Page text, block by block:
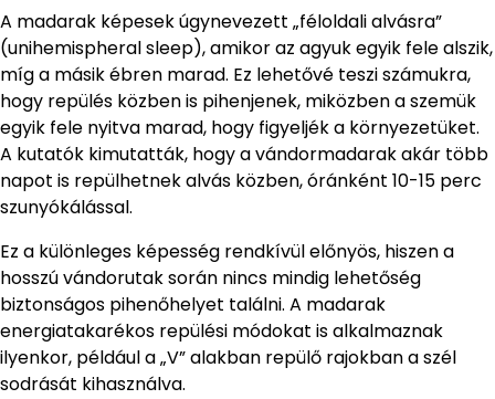
A madarak képesek úgynevezett „féloldali alvásra”
(unihemispheral sleep), amikor az agyuk egyik fele alszik,
míg a másik ébren marad. Ez lehetővé teszi számukra,
hogy repülés közben is pihenjenek, miközben a szemük
egyik fele nyitva marad, hogy figyeljék a környezetüket.
A kutatók kimutatták, hogy a vándormadarak akár több
napot is repülhetnek alvás közben, óránként 10-15 perc
szunyókálással.
Ez a különleges képesség rendkívül előnyös, hiszen a
hosszú vándorutak során nincs mindig lehetőség
biztonságos pihenőhelyet találni. A madarak
energiatakarékos repülési módokat is alkalmaznak
ilyenkor, például a „V” alakban repülő rajokban a szél
sodrását kihasználva.